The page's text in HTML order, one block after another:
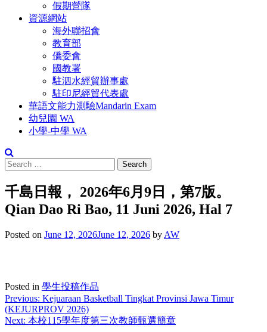
假期營隊
資源網站
海外聯招會
教育部
僑委會
國教署
駐泗水經貿辦事處
駐印尼經貿代表處
華語文能力測驗Mandarin Exam
幼兒園 WA
小學-中學 WA
千島日報， 2026年6月9日，第7版。
Qian Dao Ri Bao, 11 Juni 2026, Hal 7
Posted on June 12, 2026June 12, 2026 by AW
Posted in 學生投稿作品
Previous: Kejuaraan Basketball Tingkat Provinsi Jawa Timur
(KEJURPROV 2026)
Next: 本校115學年度第三次教師甄選簡章